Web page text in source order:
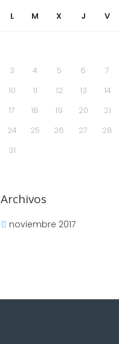
L M X J V
3
4 5 6 7
10
11 12 13 14
17
18 19 20 21
24
25 26 27 28
31
Archivos
noviembre 2017